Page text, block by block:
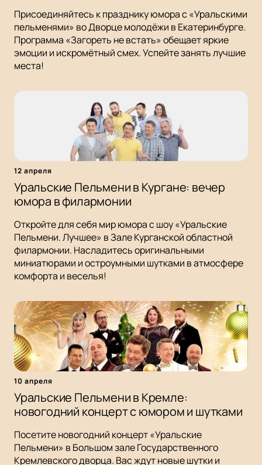
Присоединяйтесь к празднику юмора с «Уральскими
пельменями» во Дворце молодёжи в Екатеринбурге.
Программа «Загореть не встать» обещает яркие
эмоции и искромётный смех. Успейте занять лучшие
места!
12 апреля
Уральские Пельмени в Кургане: вечер
юмора в филармонии
Откройте для себя мир юмора с шоу «Уральские
Пельмени. Лучшее» в Зале Курганской областной
филармонии. Насладитесь оригинальными
миниатюрами и остроумными шутками в атмосфере
комфорта и веселья!
10 апреля
Уральские Пельмени в Кремле:
новогодний концерт с юмором и шутками
Посетите новогодний концерт «Уральские
Пельмени» в Большом зале Государственного
Кремлевского дворца. Вас ждут новые шутки и